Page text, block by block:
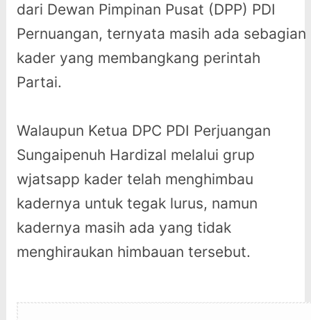
dari Dewan Pimpinan Pusat (DPP) PDI
Pernuangan, ternyata masih ada sebagian
kader yang membangkang perintah
Partai.
Walaupun Ketua DPC PDI Perjuangan
Sungaipenuh Hardizal melalui grup
wjatsapp kader telah menghimbau
kadernya untuk tegak lurus, namun
kadernya masih ada yang tidak
menghiraukan himbauan tersebut.